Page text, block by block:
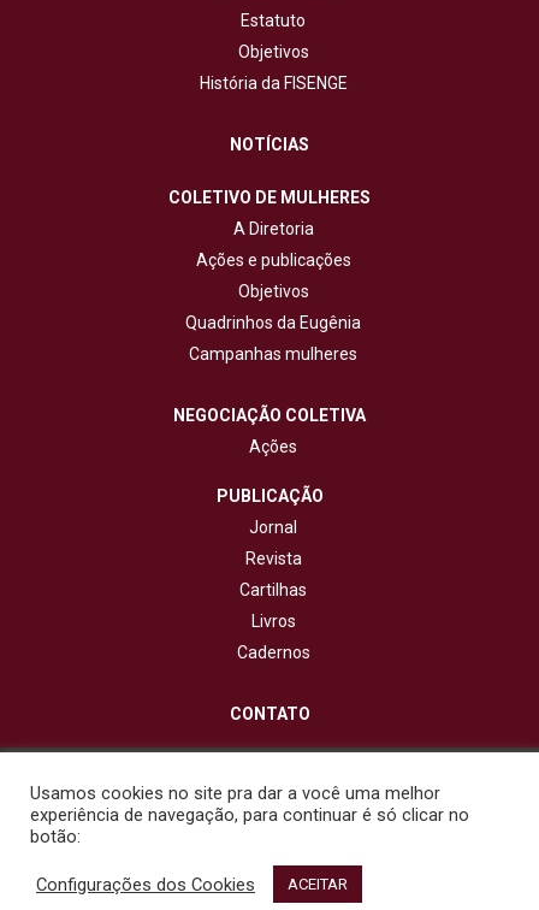
Estatuto
Objetivos
História da FISENGE
NOTÍCIAS
COLETIVO DE MULHERES
A Diretoria
Ações e publicações
Objetivos
Quadrinhos da Eugênia
Campanhas mulheres
NEGOCIAÇÃO COLETIVA
Ações
PUBLICAÇÃO
Jornal
Revista
Cartilhas
Livros
Cadernos
CONTATO
Engenheiros. Todos os direitos reservados. Design por
NetartWeb
Usamos cookies no site pra dar a você uma melhor
experiência de navegação, para continuar é só clicar no
botão:
Configurações dos Cookies ACEITAR